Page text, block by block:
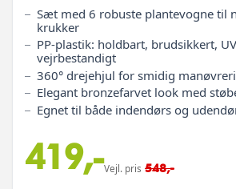
Sæt med 6 robuste plantevogne til
krukker
PP-plastik: holdbart, brudsikkert,
vejrbestandigt
360° drejehjul for smidig
Elegant bronzefarvet look med
Egnet til både indendørs og
419,-Vejl. pris 548,-